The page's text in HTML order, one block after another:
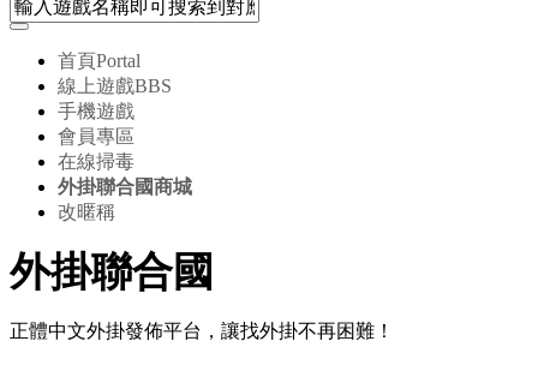
首頁Portal
線上遊戲BBS
手機遊戲
會員專區
在線掃毒
外掛聯合國商城
改暱稱
外掛聯合國
正體中文外掛發佈平台，讓找外掛不再困難！